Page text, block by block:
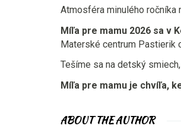
Atmosféra minulého ročníka
Míľa pre mamu 2026 sa v
Materské centrum Pastierik
Tešíme sa na detský
Míľa pre mamu je chvíľa,
ABOUT THE AUTHOR